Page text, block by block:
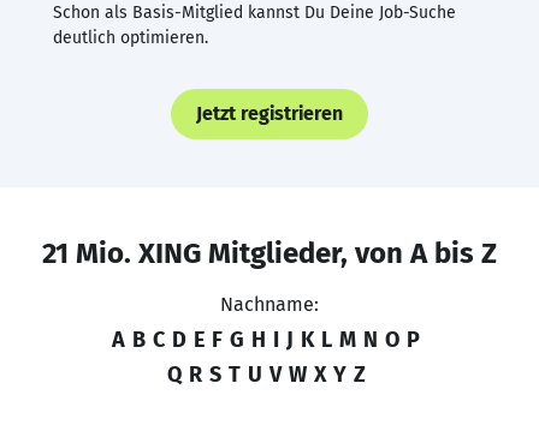
Schon als Basis-Mitglied kannst Du Deine Job-Suche
deutlich optimieren.
Jetzt registrieren
21 Mio. XING Mitglieder, von A bis Z
Nachname:
A B C D E F G H I J K L M N O P
Q R S T U V W X Y Z